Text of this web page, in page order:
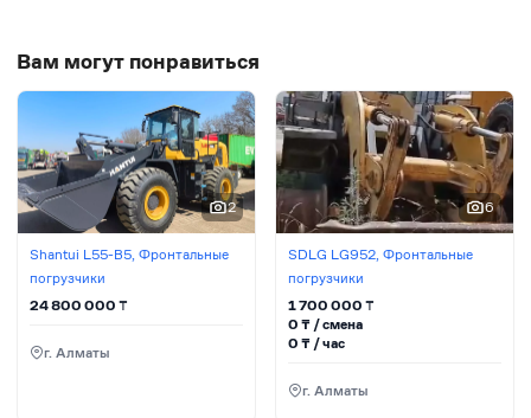
Вам могут понравиться
2
Shantui L55-B5, Фронтальные
погрузчики
24 800 000 ₸
г. Алматы
6
SDLG LG952, Фронтальные
погрузчики
1 700 000₸
0₸ / сменa
0₸ / час
г. Алматы